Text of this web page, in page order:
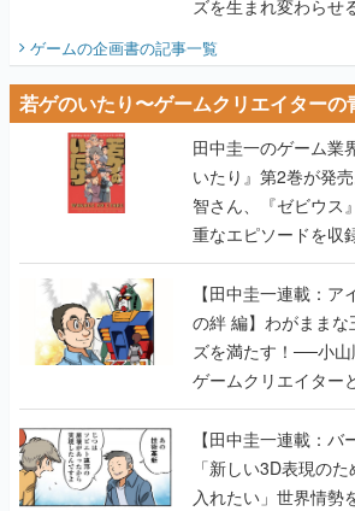
ズを生まれ変わらせ
ゲームの企画書の記事一覧
若ゲのいたり〜ゲームクリエイターの
田中圭一のゲーム業
いたり』第2巻が発
智さん、『ゼビウス
重なエピソードを収
【田中圭一連載：アイ
の絆 編】わがまま
ズを満たす！──小山
ゲームクリエイター
【若ゲのいたり最終
【田中圭一連載：バ
「新しい3D表現の
入れたい」世界情勢